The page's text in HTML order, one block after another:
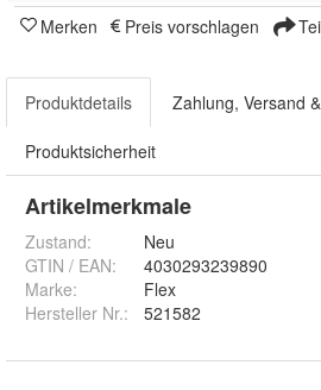
Merken
Preis vorschlagen
Produktdetails Zahlung, Versand
Produktsicherheit
Artikelmerkmale
Zustand:
Neu
GTIN / EAN:
4030293239890
Marke:
Flex
Hersteller Nr.:
521582